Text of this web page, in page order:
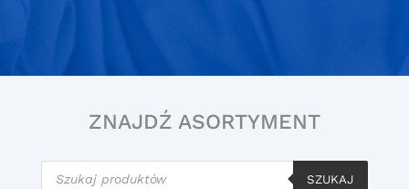
ZNAJDŹ ASORTYMENT
Wyszukiwarka
produktów
SZUKAJ